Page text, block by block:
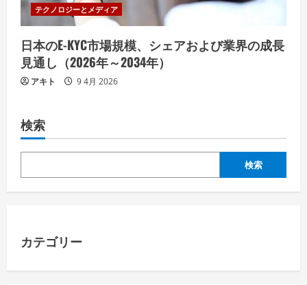
テクノロジーとメディア
日本のE-KYC市場規模、シェアおよび業界の成長
見通し（2026年～2034年）
アキト 9 4月 2026
検索
検索
カテゴリー